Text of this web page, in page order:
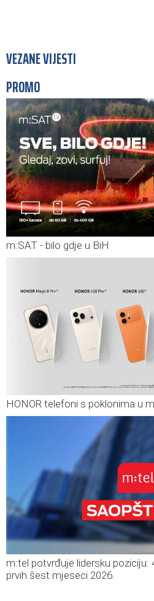
VEZANE VIJESTI
PROMO
m:SAT - bilo gdje u BiH
HONOR telefoni s poklonima u
m:tel potvrđuje lidersku poziciju:
prvih šest mjeseci 2026.